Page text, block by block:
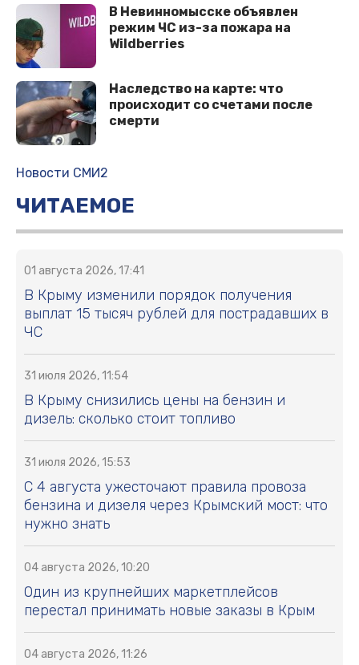
В Невинномысске объявлен
режим ЧС из-за пожара на
Wildberries
Наследство на карте: что
происходит со счетами после
смерти
Новости СМИ2
ЧИТАЕМОЕ
01 августа 2026, 17:41
В Крыму изменили порядок получения
выплат 15 тысяч рублей для пострадавших в
ЧС
31 июля 2026, 11:54
В Крыму снизились цены на бензин и
дизель: сколько стоит топливо
31 июля 2026, 15:53
С 4 августа ужесточают правила провоза
бензина и дизеля через Крымский мост: что
нужно знать
04 августа 2026, 10:20
Один из крупнейших маркетплейсов
перестал принимать новые заказы в Крым
04 августа 2026, 11:26